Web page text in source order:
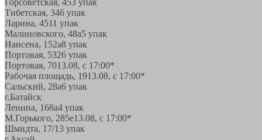
Тибетская, 346 упак
Ларина, 4511 упак
Малиновского, 48а5 упак
Нансена, 152а8 упак
Портовая, 5326 упак
Портовая, 7013.08, с 17:00*
Рабочая площадь, 1913.08, с 17:00*
Сальский, 28a6 упак
г.Батайск
Ленина, 168а4 упак
М.Горького, 285е13.08, с 17:00*
Шмидта, 17/13 упак